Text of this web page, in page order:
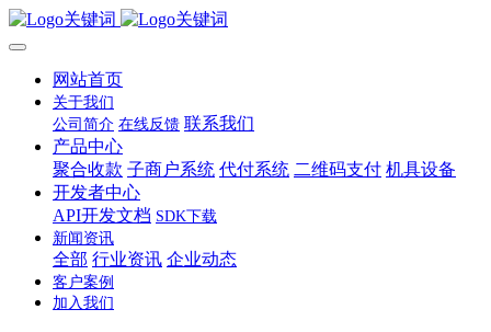
网站首页
关于我们
公司简介 在线反馈 联系我们
产品中心
聚合收款 子商户系统 代付系统 二维码支付 机具设备
开发者中心
API开发文档 SDK下载
新闻资讯
全部 行业资讯 企业动态
客户案例
加入我们